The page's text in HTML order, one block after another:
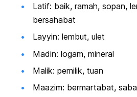
Latif: baik, ramah, sopan,
bersahabat
Layyin: lembut, ulet
Madin: logam, mineral
Malik: pemilik, tuan
Maazim: bermartabat,